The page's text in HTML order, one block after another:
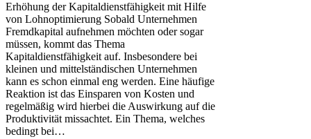
Erhöhung der Kapitaldienstfähigkeit mit Hilfe
von Lohnoptimierung Sobald Unternehmen
Fremdkapital aufnehmen möchten oder sogar
müssen, kommt das Thema
Kapitaldienstfähigkeit auf. Insbesondere bei
kleinen und mittelständischen Unternehmen
kann es schon einmal eng werden. Eine häufige
Reaktion ist das Einsparen von Kosten und
regelmäßig wird hierbei die Auswirkung auf die
Produktivität missachtet. Ein Thema, welches
bedingt bei…